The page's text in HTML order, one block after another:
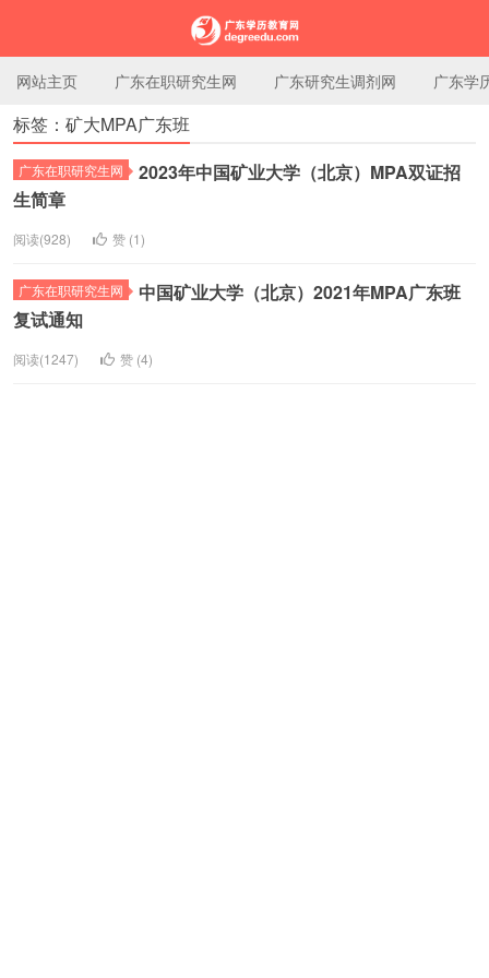
广东学历教育网
网站主页 广东在职研究生网 广东研究生调剂网 广东学
标签：矿大MPA广东班
广东在职研究生网
2023年中国矿业大学（北京）MPA双证招
生简章
阅读(928) 赞 (1)
广东在职研究生网
中国矿业大学（北京）2021年MPA广东班
复试通知
阅读(1247) 赞 (4)